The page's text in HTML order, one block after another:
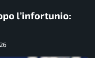
l’infortunio: